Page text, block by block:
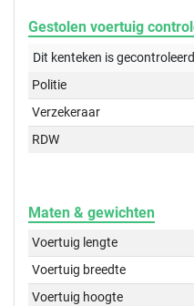
Gestolen voertuig
Dit kenteken is
Politie
Verzekeraar
RDW
Maten & gewichten
Voertuig lengte
Voertuig breedte
Voertuig hoogte